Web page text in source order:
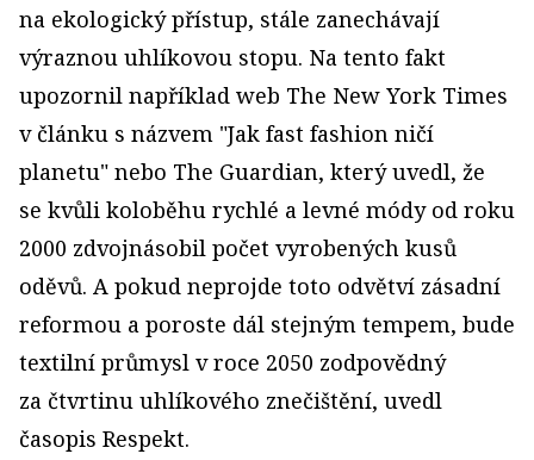
na ekologický přístup, stále zanechávají
výraznou uhlíkovou stopu. Na tento fakt
upozornil například web The New York Times
v článku s názvem "Jak fast fashion ničí
planetu" nebo The Guardian, který uvedl, že
se kvůli koloběhu rychlé a levné módy od roku
2000 zdvojnásobil počet vyrobených kusů
oděvů. A pokud neprojde toto odvětví zásadní
reformou a poroste dál stejným tempem, bude
textilní průmysl v roce 2050 zodpovědný
za čtvrtinu uhlíkového znečištění, uvedl
časopis Respekt.